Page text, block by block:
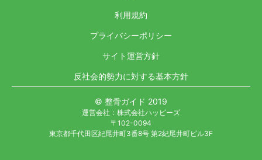
利用規約
プライバシーポリシー
サイト運営方針
反社会的勢力に対する基本方針
© 整骨ガイド 2019
運営会社：株式会社ハッピーズ
〒102-0094
東京都千代田区紀尾井町3番8号 第2紀尾井町ビル3F